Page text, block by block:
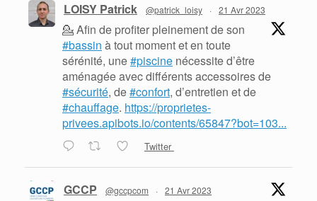
LOISY Patrick @patrick_loisy · 21 Avr 2023
💁 Afin de profiter pleinement de son
#bassin à tout moment et en toute
sérénité, une#piscine nécessite d’être
aménagée avec différents accessoires de
#sécurité, de#confort, d’entretien et de
#chauffage. https://proprietes-
privees.apibots.io/contents/65847?bot=103...
Twitter
GCCP @gccpcom · 21 Avr 2023